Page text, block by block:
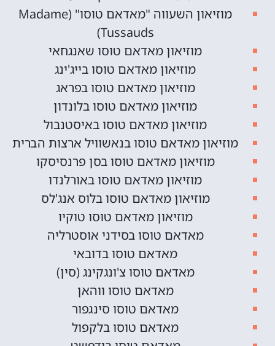
מוזיאון השעווה "מאדאם טוסו" (Madame
Tussauds)
מוזיאון מאדאם טוסו שאנגחאי
מוזיאון מאדאם טוסו בייג'ינג
מוזיאון מאדאם טוסו בפראג
מוזיאון מאדאם טוסו בלונדון
מוזיאון מאדאם טוסו באיסטנבול
מוזיאון מאדאם טוסו בנאשוויל ארצות הברית
מוזיאון מאדאם טוסו בסן פרנסיסקו
מוזיאון מאדאם טוסו באורלנדו
מוזיאון מאדאם טוסו בלוס אנג'לס
מוזיאון מאדאם טוסו טוקיו
מאדאם טוסו בסידני אוסטרליה
מאדאם טוסו בדובאי
מאדאם טוסו צ'ונגקינג (סין)
מאדאם טוסו ווהאן
מאדאם טוסו סינגפור
מאדאם טוסו בלקפול